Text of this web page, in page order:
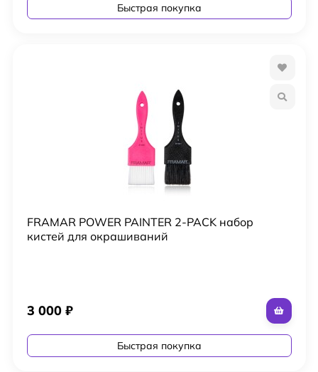
Быстрая покупка
FRAMAR POWER PAINTER 2-PACK набор
кистей для окрашиваний
3 000 ₽
Быстрая покупка